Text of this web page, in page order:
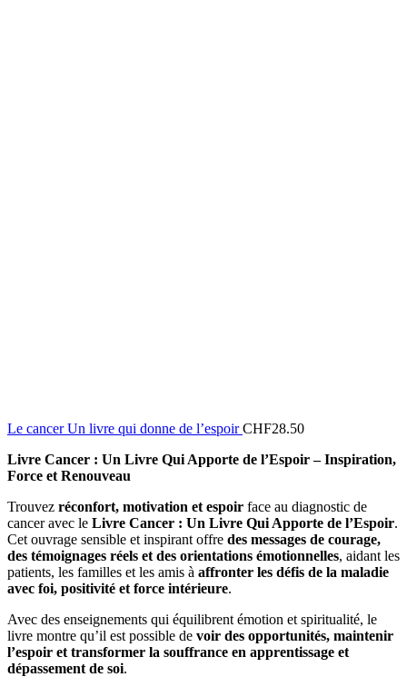
Le cancer Un livre qui donne de l’espoirCHF28.50
Livre Cancer : Un Livre Qui Apporte de l’Espoir – Inspiration,
Force et Renouveau
Trouvez réconfort, motivation et espoir face au diagnostic de
cancer avec le Livre Cancer : Un Livre Qui Apporte de l’Espoir.
Cet ouvrage sensible et inspirant offre des messages de courage,
des témoignages réels et des orientations émotionnelles, aidant les
patients, les familles et les amis à affronter les défis de la maladie
avec foi, positivité et force intérieure.
Avec des enseignements qui équilibrent émotion et spiritualité, le
livre montre qu’il est possible de voir des opportunités, maintenir
l’espoir et transformer la souffrance en apprentissage et
dépassement de soi.